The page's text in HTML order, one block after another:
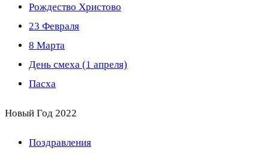
Рождество Христово
23 Февраля
8 Марта
День смеха (1 апреля)
Пасха
Новый Год 2022
Поздравления